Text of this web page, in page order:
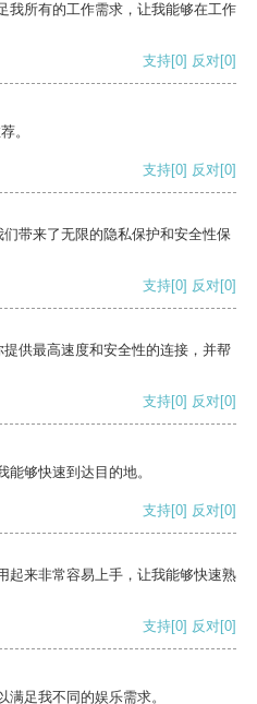
我所有的工作需求，让我能够在工作
支持[0] 反对[0]
。
支持[0] 反对[0]
带来了无限的隐私保护和安全性保
支持[0] 反对[0]
供最高速度和安全性的连接，并帮
支持[0] 反对[0]
够快速到达目的地。
支持[0] 反对[0]
起来非常容易上手，让我能够快速熟
支持[0] 反对[0]
足我不同的娱乐需求。